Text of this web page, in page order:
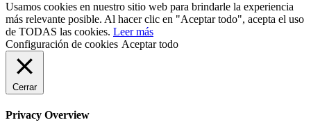
Usamos cookies en nuestro sitio web para brindarle la experiencia
más relevante posible. Al hacer clic en "Aceptar todo", acepta el uso
de TODAS las cookies. Leer más
Configuración de cookies Aceptar todo
Cerrar
Privacy Overview